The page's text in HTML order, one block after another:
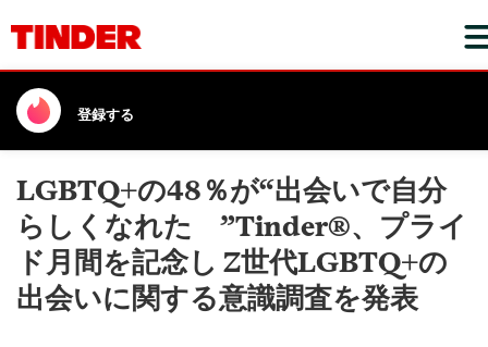
登録する
LGBTQ+の48％が“出会いで自分
らしくなれた ”Tinder®、プライ
ド月間を記念し Z世代LGBTQ+の
出会いに関する意識調査を発表